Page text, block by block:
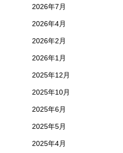
2026年7月
2026年4月
2026年2月
2026年1月
2025年12月
2025年10月
2025年6月
2025年5月
2025年4月